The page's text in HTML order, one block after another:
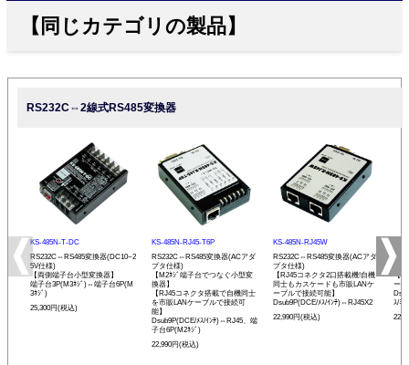
【同じカテゴリの製品】
RS232C⇔2線式RS485変換器
KS-485N-T-DC
RS232C⇔RS485変換器(DC10~2
5V仕様)
【両側端子台小型変換器】
端子台3P(M3ﾈｼﾞ)⇔端子台6P(M
3ﾈｼﾞ)
25,300円(税込)
KS-485N-RJ45-T6P
RS232C⇔RS485変換器(ACアダ
プタ仕様)
【M2ﾈｼﾞ端子台でつなぐ小型変
換器】
【RJ45コネクタ搭載で自機同士
を市販LANケーブルで接続可
能】
Dsub9P(DCE/ﾒｽ/ｲﾝﾁ)⇔RJ45、端
子台6P(M2ﾈｼﾞ)
22,990円(税込)
KS-485N-RJ45W
RS232C⇔RS485変換器(ACアダ
プタ仕様)
【RJ45コネクタ2口搭載機!自機
同士もカスケードも市販LANケ
ーブルで接続可能】
Dsub9P(DCE/ﾒｽ/ｲﾝﾁ)⇔RJ45X2
22,990円(税込)
【
ー
ｽ/ﾐﾘ)